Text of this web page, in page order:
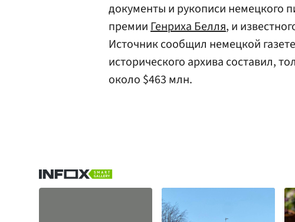
документы и рукописи немецкого
премииГенриха Белля, и
Источник сообщил немецкой
исторического архива составил,
около $463 млн.